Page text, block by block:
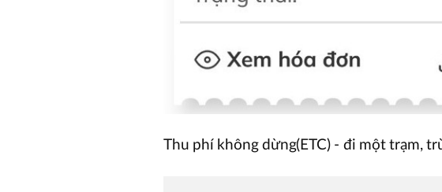
Thu phí không dừng(ETC) - đi một trạm,